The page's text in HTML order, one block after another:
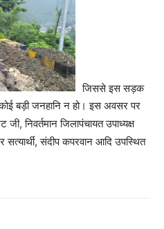
जिससे इस सड़क
बड़ी जनहानि न हो। इस अवसर पर
निवर्तमान जिलापंचायत उपाध्यक्ष
सत्यार्थी, संदीप कपरवान आदि उपस्थित